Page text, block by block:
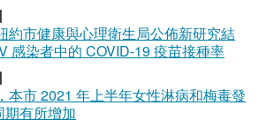
約市健康與心理衛生局公佈新研究結
感染者中的 COVID-19 疫苗接種率
本市 2021 年上半年女性淋病和梅毒發
有所增加